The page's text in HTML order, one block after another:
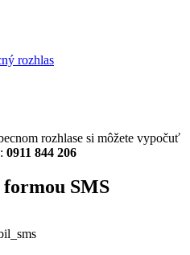
rozhlase si môžete vypočuť
0911 844 206
formou SMS